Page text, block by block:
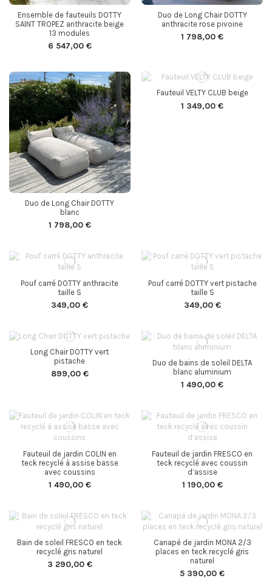
Ensemble de fauteuils DOTTY
SAINT TROPEZ anthracite beige
13 modules
6 547,00 €
Duo de Long Chair DOTTY
anthracite rose pivoine
1 798,00 €
Duo de Long Chair DOTTY
blanc
1 798,00 €
Fauteuil VELTY CLUB beige
1 349,00 €
Pouf carré DOTTY anthracite
taille S
349,00 €
Pouf carré DOTTY vert pistache
taille S
349,00 €
Long Chair DOTTY vert
pistache
899,00 €
Duo de bains de soleil DELTA
blanc aluminium
1 490,00 €
Fauteuil de jardin COLIN en
teck recyclé à assise basse
avec coussins
1 490,00 €
Fauteuil de jardin FRESCO en
teck recyclé avec coussin
d’assise
1 190,00 €
Bain de soleil FRESCO en teck
recyclé gris naturel
3 290,00 €
Canapé de jardin MONA 2/3
places en teck recyclé gris
naturel
5 390,00 €